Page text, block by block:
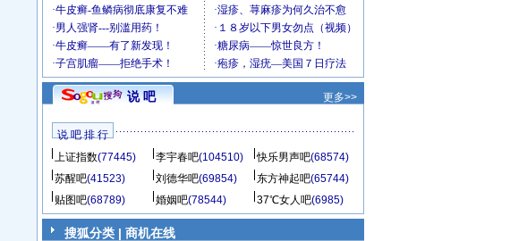
说 吧 更多>>
说 吧 排 行
上证指数(77445) 李宇春吧(104510) 快乐男声吧(68574)
苏醒吧(41523) 刘德华吧(69854) 东方神起吧(65744)
贴图吧(68789) 婚姻吧(78544) 37℃女人吧(6985)
搜狐分类 | 商机在线